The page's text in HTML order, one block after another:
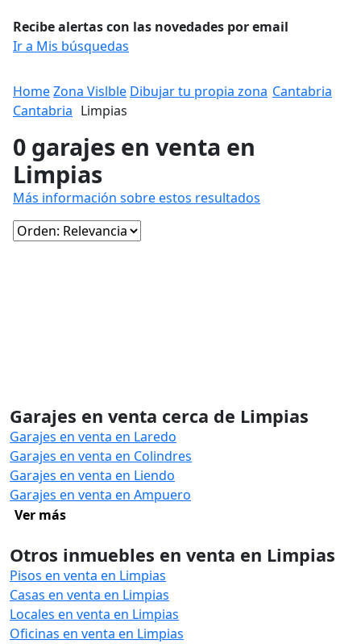
Recibe alertas con las novedades por email
Ir a Mis búsquedas
HomeZona Vislble Dibujar tu propia zona Cantabria
Cantabria Limpias
0 garajes en venta en
Limpias
Más información sobre estos resultados
Garajes en venta cerca de Limpias
Garajes en venta en Laredo
Garajes en venta en Colindres
Garajes en venta en Liendo
Garajes en venta en Ampuero
Ver más
Otros inmuebles en venta en Limpias
Pisos en venta en Limpias
Casas en venta en Limpias
Locales en venta en Limpias
Oficinas en venta en Limpias